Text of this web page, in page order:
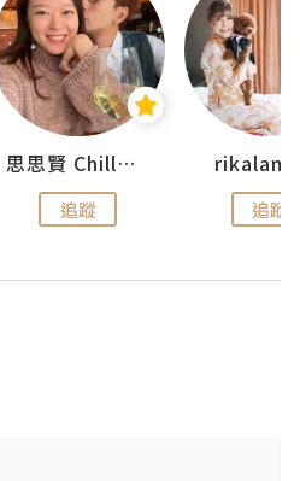
思思賢 ChillMyBabe
追蹤 追蹤